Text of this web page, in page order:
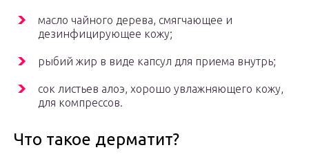
масло чайного дерева, смягчающее и
дезинфицирующее кожу;
рыбий жир в виде капсул для приема внутрь;
сок листьев алоэ, хорошо увлажняющего кожу,
для компрессов.
Что такое дерматит?